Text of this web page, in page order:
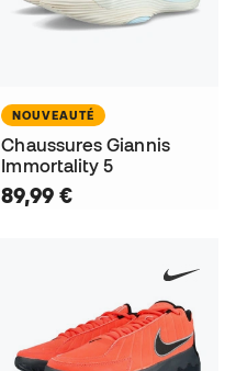
NOUVEAUTÉ
Chaussures Giannis
Immortality 5
89,99 €